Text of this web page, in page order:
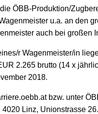
ÖBB-Produktion/
u.a. an den
auch bei großen
r Wagenmeister/in
2.265 brutto (14 x
2018.
bzw. unter
Linz, Unionstrasse 26.